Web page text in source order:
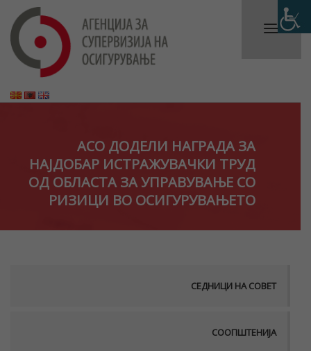
АСО ДОДЕЛИ НАГРАДА ЗА
НАЈДОБАР ИСТРАЖУВАЧКИ ТРУД
ОД ОБЛАСТА ЗА УПРАВУВАЊЕ СО
РИЗИЦИ ВО ОСИГУРУВАЊЕТО
СЕДНИЦИ НА СОВЕТ
СООПШТЕНИЈА